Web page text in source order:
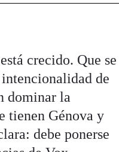
crecido. Que se
de
dominar la
tienen Génova y
debe ponerse